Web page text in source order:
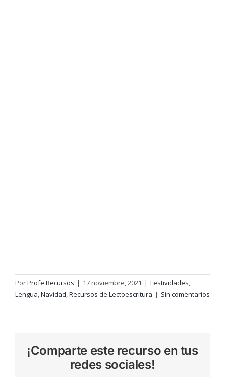
PorProfe Recursos | 17 noviembre, 2021 | Festividades
Lengua Navidad Recursos de Lectoescritura | Sin comentarios
¡Comparte este recurso en tus
redes sociales!